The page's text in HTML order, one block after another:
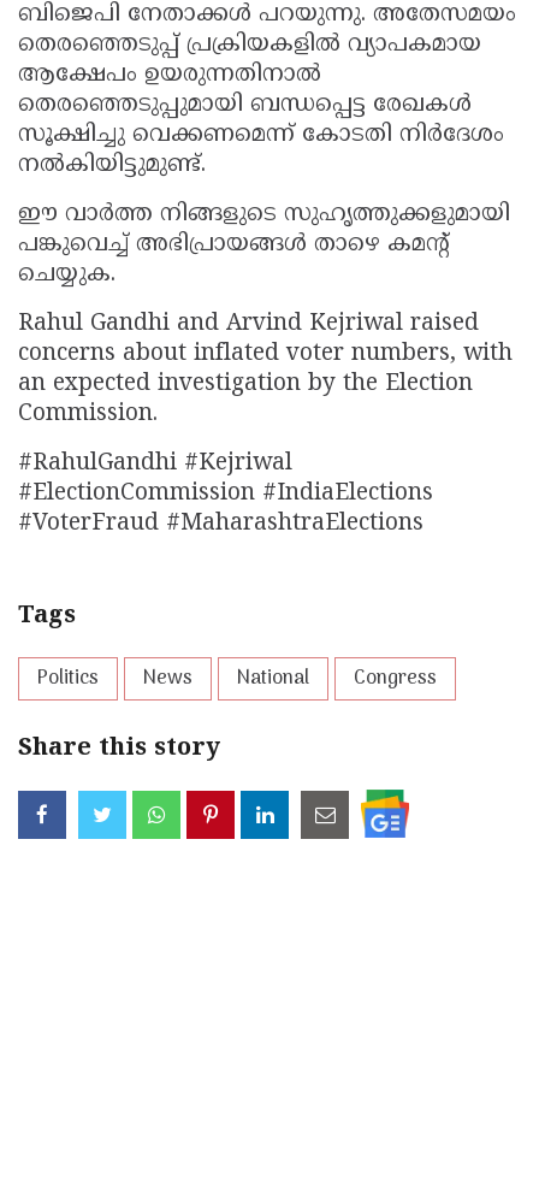
ബിജെപി നേതാക്കൾ പറയുന്നു. അതേസമയം
തെരഞ്ഞെടുപ്പ് പ്രക്രിയകളിൽ വ്യാപകമായ
ആക്ഷേപം ഉയരുന്നതിനാൽ
തെരഞ്ഞെടുപ്പുമായി ബന്ധപ്പെട്ട രേഖകൾ
സൂക്ഷിച്ചു വെക്കണമെന്ന് കോടതി നിർദേശം
നൽകിയിട്ടുമുണ്ട്.
ഈ വാർത്ത നിങ്ങളുടെ സുഹൃത്തുക്കളുമായി
പങ്കുവെച്ച് അഭിപ്രായങ്ങൾ താഴെ കമന്റ്
ചെയ്യുക.
Rahul Gandhi and Arvind Kejriwal raised
concerns about inflated voter numbers, with
an expected investigation by the Election
Commission.
#RahulGandhi #Kejriwal
#ElectionCommission #IndiaElections
#VoterFraud #MaharashtraElections
Tags
Politics News National Congress
Share this story